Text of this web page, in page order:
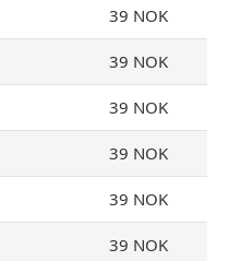
39 NOK
39 NOK
39 NOK
39 NOK
39 NOK
39 NOK